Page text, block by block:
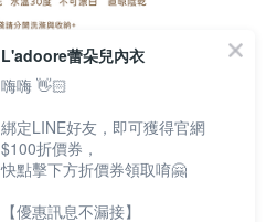
L'adoore蕾朵兒內衣
嗨嗨 👋🏻
綁定LINE好友，即可獲得官網
$100折價券，
快點擊下方折價券領取唷🤗
【優惠訊息不漏接】